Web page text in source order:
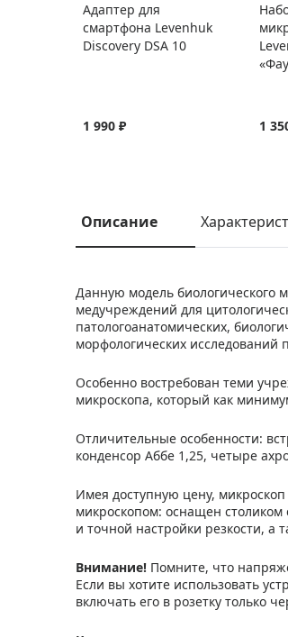
Адаптер для
смартфона Levenhuk
Discovery DSA 10
1 990 ₽ 1
Описание
Данную модель биологического
медучреждений для
патологоанатомических,
морфологических исследований
Особенно востребован теми
микроскопа, который как
Отличительные особенности:
конденсор Аббе 1,25, четыре
Имея доступную цену,
микроскопом: оснащен
и точной настройки резкости,
Внимание! Помните, что
Если вы хотите использовать
включать его в розетку только